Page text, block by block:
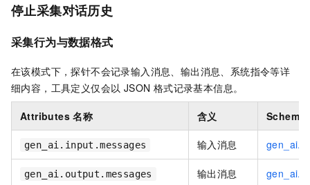
停止采集对话历史
采集行为与数据格式
在该模式下，探针不会记录输入消息、输出消息、系统指令等详
细内容，工具定义仅会以 JSON 格式记录基本信息。
Attributes 名称 含义 Schema
gen_ai.input.messages 输入消息
gen_ai.output.messages 输出消息